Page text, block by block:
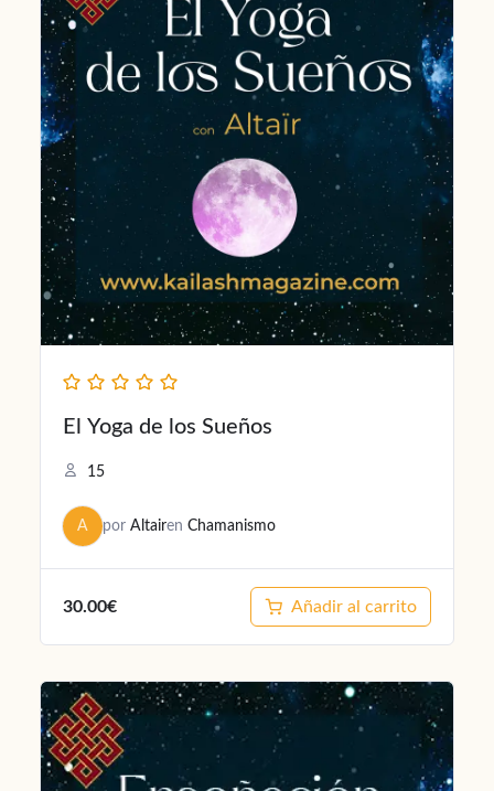
El Yoga de los Sueños
15
A por Altairen Chamanismo
30.00€ Añadir al carrito